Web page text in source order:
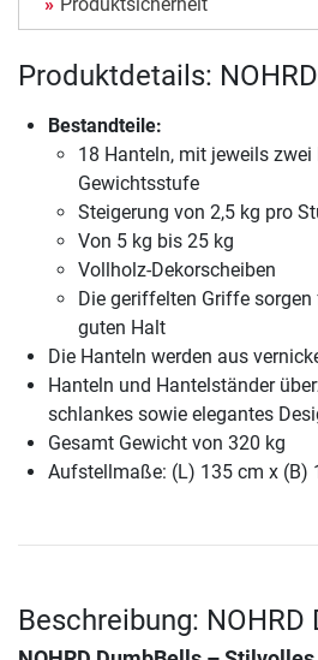
Produktdetails:
Bestandteile:
18 Hanteln, mit jeweils zwei
Gewichtsstufe
Steigerung von 2,5 kg pro
Von 5 kg bis 25 kg
Vollholz-Dekorscheiben
Die geriffelten Griffe
guten Halt
Die Hanteln werden aus
Hanteln und Hantelständer
schlankes sowie elegantes
Gesamt Gewicht von 320 kg
Aufstellmaße: (L) 135 cm x (B)
Beschreibung: NOHRD